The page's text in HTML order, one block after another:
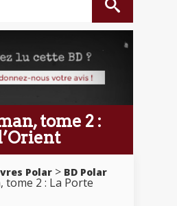
tome 2 :
Polar BD Polar
tome 2 : La Porte